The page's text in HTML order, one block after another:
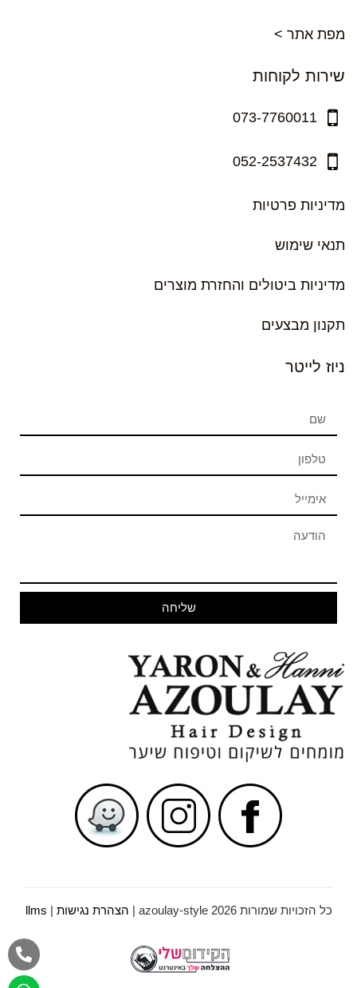
מפת אתר >
שירות לקוחות
073-7760011
052-2537432
מדיניות פרטיות
תנאי שימוש
מדיניות ביטולים והחזרת מוצרים
תקנון מבצעים
ניוז לייטר
שליחה
כל הזכויות שמורות azoulay-style 2026 | הצהרת נגישות |
llms